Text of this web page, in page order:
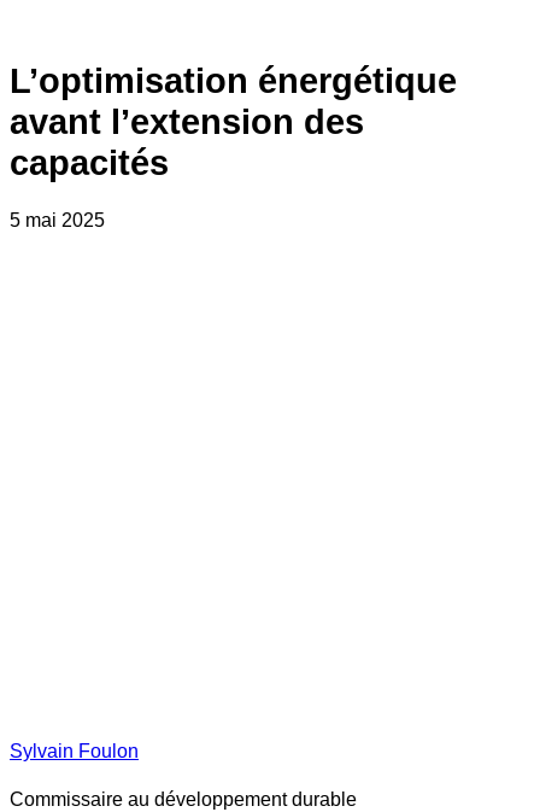
L’optimisation énergétique
avant l’extension des
capacités
5 mai 2025
Sylvain Foulon
Commissaire au développement durable